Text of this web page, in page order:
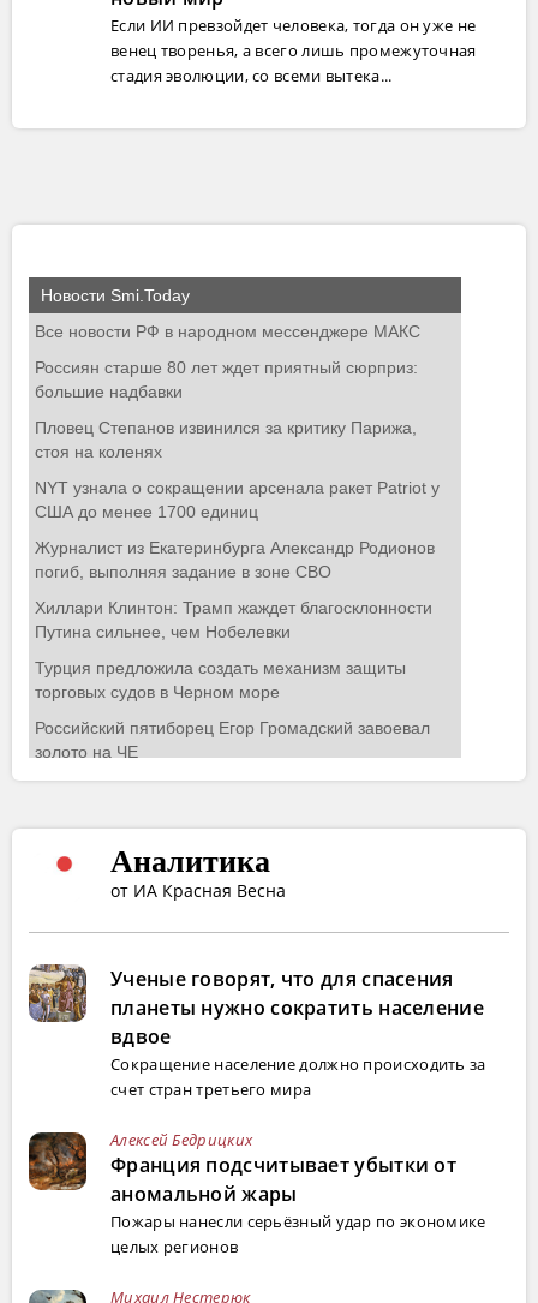
Если ИИ превзойдет человека, тогда он уже не
венец творенья, а всего лишь промежуточная
стадия эволюции, со всеми вытека...
Аналитика
от ИА Красная Весна
Ученые говорят, что для спасения
планеты нужно сократить население
вдвое
Сокращение население должно происходить за
счет стран третьего мира
Алексей Бедрицких
Франция подсчитывает убытки от
аномальной жары
Пожары нанесли серьёзный удар по экономике
целых регионов
Михаил Нестерюк